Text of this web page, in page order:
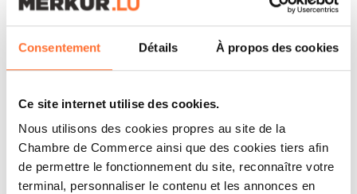
Consentement Détails À propos des cookies
Ce site internet utilise des cookies.
Nous utilisons des cookies propres au site de la
Chambre de Commerce ainsi que des cookies tiers afin
de permettre le fonctionnement du site, reconnaître votre
terminal, personnaliser le contenu et les annonces en
Les installations de Minusines comprennent un atelier
où des techniciens peuvent préparer des tableaux
électriques complets ou des bornes de recharges, qui
Avenir et durabilité